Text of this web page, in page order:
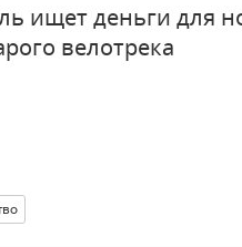
ищет деньги для
велотрека